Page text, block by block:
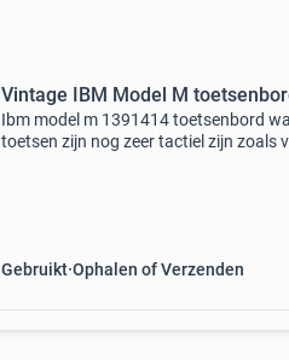
Vintage IBM Model M
Ibm model m 1391414 toetsenbord
toetsen zijn nog zeer tactiel zijn zoals
Gebruikt Ophalen of Verzenden